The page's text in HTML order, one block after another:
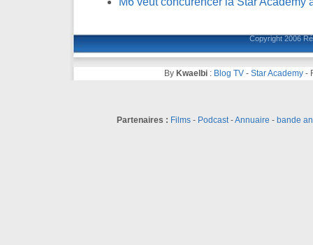
Copyright 2006
By Kwaelbi: Blog TV- Star Academy-
Partenaires : Films- Podcast-Annuaire - bande